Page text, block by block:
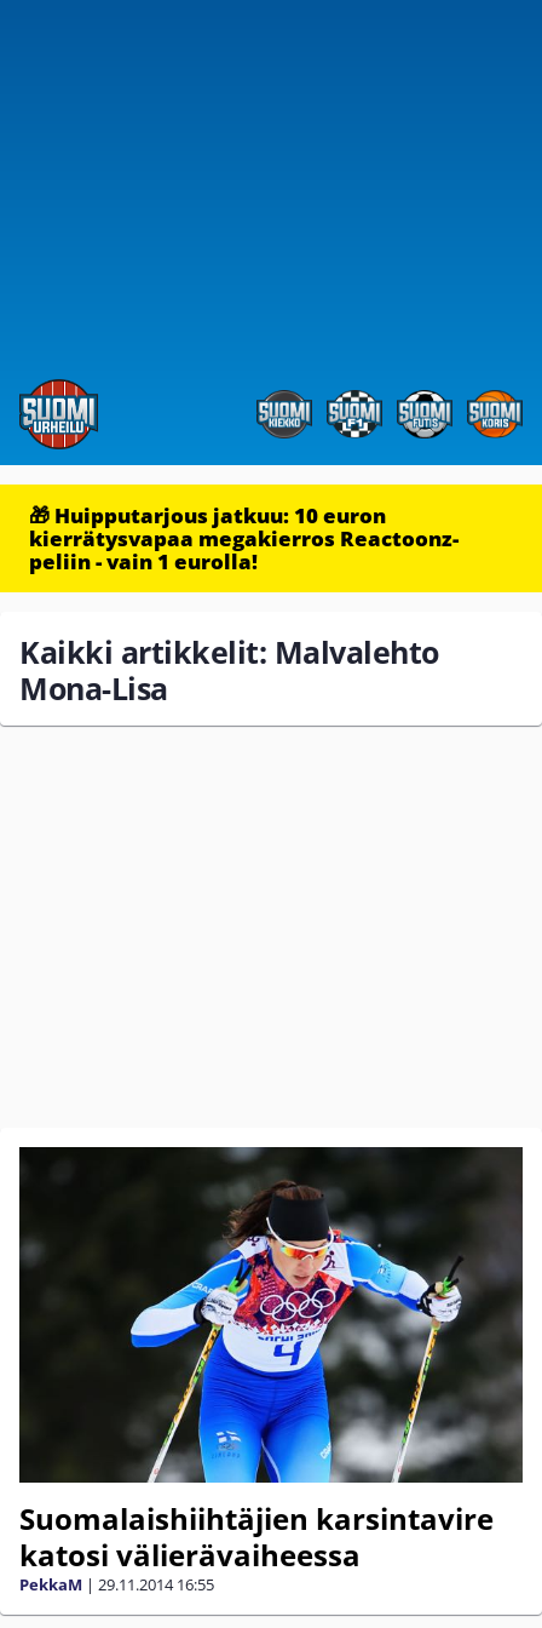
🎁 Huipputarjous jatkuu: 10 euron
kierrätysvapaa megakierros Reactoonz-
peliin - vain 1 eurolla!
Kaikki artikkelit: Malvalehto
Mona-Lisa
Suomalaishiihtäjien karsintavire
katosi välierävaiheessa
PekkaM | 29.11.2014 16:55